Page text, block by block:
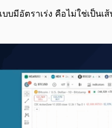
มีอัตราเร่ง คือไม่ใช่เป็น